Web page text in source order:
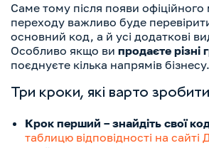
Саме тому після появи офіційного
переходу важливо буде
основний код, а й усі додаткові
Особливо якщо ви продаєте різні
поєднуєте кілька напрямів бізнесу.
Три кроки, які варто
Крок перший – знайдіть свої
таблицю відповідності на сайті